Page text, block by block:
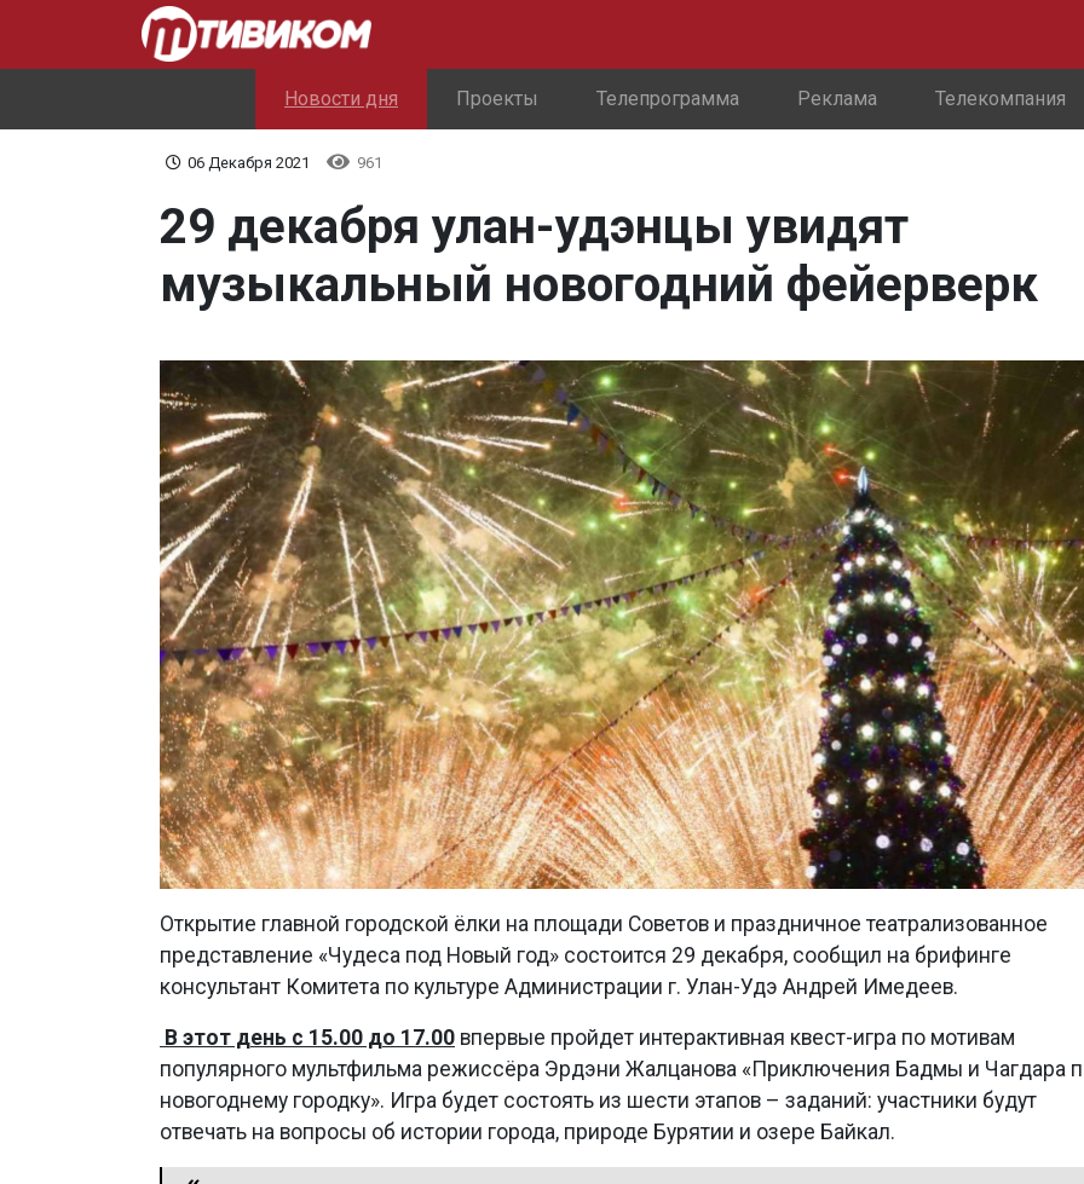
Новости дня Проекты Телепрограмма Реклама Телекомпания
06 Декабря 2021 961
29 декабря улан-удэнцы увидят
музыкальный новогодний фейерверк
Открытие главной городской ёлки на площади Советов и праздничное театрализованное
представление «Чудеса под Новый год» состоится 29 декабря, сообщил на брифинге
консультант Комитета по культуре Администрации г. Улан-Удэ Андрей Имедеев.
В этот день с 15.00 до 17.00 впервые пройдет интерактивная квест-игра по мотивам
популярного мультфильма режиссёра Эрдэни Жалцанова «Приключения Бадмы и Чагдара
новогоднему городку». Игра будет состоять из шести этапов – заданий: участники будут
отвечать на вопросы об истории города, природе Бурятии и озере Байкал.